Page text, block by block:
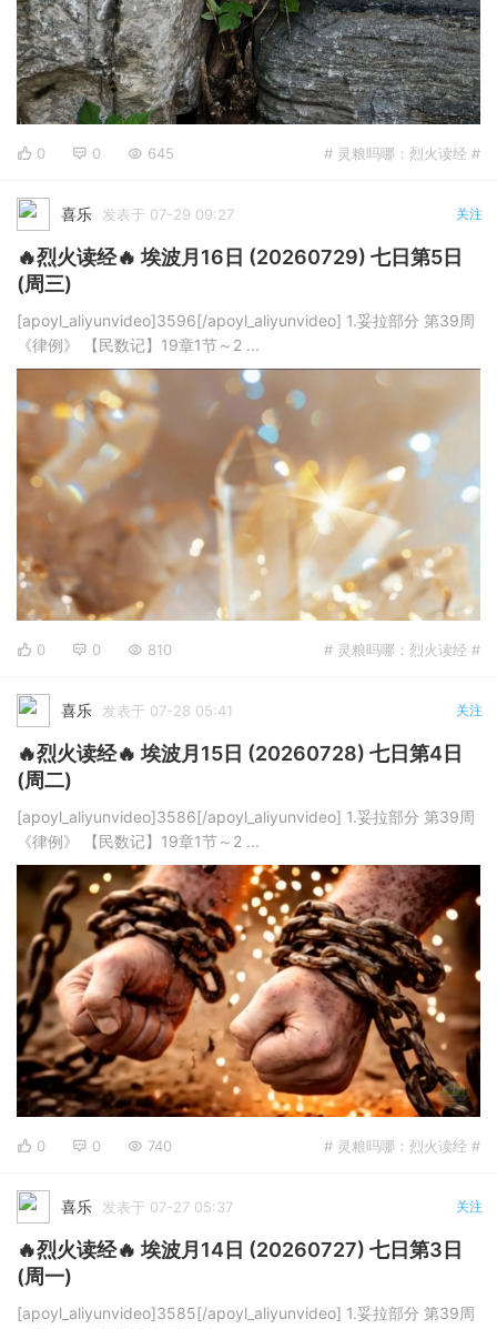
0 0 645 # 灵粮吗哪：烈火读经 #
喜乐 发表于 07-29 09:27 关注
🔥烈火读经🔥 埃波月16日 (20260729) 七日第5日
(周三)
[apoyl_aliyunvideo]3596[/apoyl_aliyunvideo] 1.妥拉部分 第39周
《律例》 【民数记】19章1节～2 ...
0 0 810 # 灵粮吗哪：烈火读经 #
喜乐 发表于 07-28 05:41 关注
🔥烈火读经🔥 埃波月15日 (20260728) 七日第4日
(周二)
[apoyl_aliyunvideo]3586[/apoyl_aliyunvideo] 1.妥拉部分 第39周
《律例》 【民数记】19章1节～2 ...
0 0 740 # 灵粮吗哪：烈火读经 #
喜乐 发表于 07-27 05:37 关注
🔥烈火读经🔥 埃波月14日 (20260727) 七日第3日
(周一)
[apoyl_aliyunvideo]3585[/apoyl_aliyunvideo] 1.妥拉部分 第39周